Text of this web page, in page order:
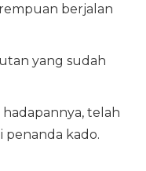
berjalan
yang sudah
telah
penanda kado.